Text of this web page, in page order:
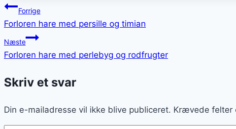
Indlægsnavigation
Forrige
Forloren hare med persille og timian
Næste
Forloren hare med perlebyg og rodfrugter
Skriv et svar
Din e-mailadresse vil ikke blive publiceret. Krævede felter